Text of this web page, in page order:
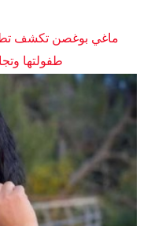
ماغي بوغصن تكشف
طفولتها